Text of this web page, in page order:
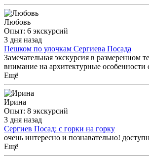
Любовь
Опыт: 6 экскурсий
3 дня назад
Пешком по улочкам Сергиева Посада
Замечательная экскурсия в
внимание на архитектурные
Ещё
Ирина
Опыт: 8 экскурсий
3 дня назад
Сергиев Посад: с горки на горку
очень интересно и познавательно!
Ещё